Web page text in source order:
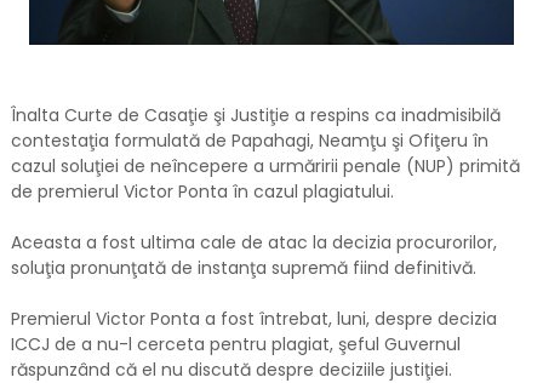
Înalta Curte de Casaţie şi Justiţie a respins ca inadmisibilă
contestaţia formulată de Papahagi, Neamţu şi Ofiţeru în
cazul soluţiei de neîncepere a urmăririi penale (NUP) primită
de premierul Victor Ponta în cazul plagiatului.
Aceasta a fost ultima cale de atac la decizia procurorilor,
soluţia pronunţată de instanţa supremă fiind definitivă.
Premierul Victor Ponta a fost întrebat, luni, despre decizia
ICCJ de a nu-l cerceta pentru plagiat, şeful Guvernul
răspunzând că el nu discută despre deciziile justiţiei.